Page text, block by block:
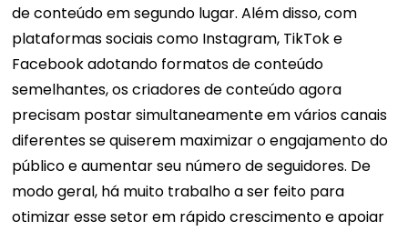
de conteúdo em segundo lugar. Além disso, com
plataformas sociais como Instagram, TikTok e
Facebook adotando formatos de conteúdo
semelhantes, os criadores de conteúdo agora
precisam postar simultaneamente em vários canais
diferentes se quiserem maximizar o engajamento do
público e aumentar seu número de seguidores. De
modo geral, há muito trabalho a ser feito para
otimizar esse setor em rápido crescimento e apoiar